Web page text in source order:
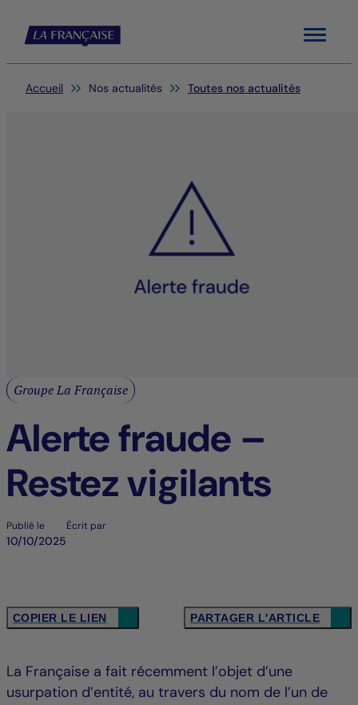
Menu
Vous êtes ici:
Accueil Nos actualités Toutes nos actualités
Groupe La Française
Alerte fraude –
Restez vigilants
Publié le
10/10/2025
Écrit par
COPIER LE LIEN PARTAGER L'ARTICLE
La Française a fait récemment l’objet d’une
usurpation d’entité, au travers du nom de l’un de